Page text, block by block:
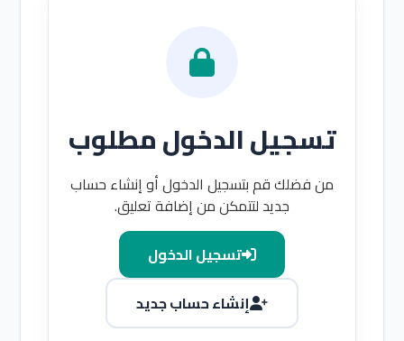
تسجيل الدخول مطلوب
من فضلك قم بتسجيل الدخول أو إنشاء حساب
جديد لتتمكن من إضافة تعليق.
تسجيل الدخول
إنشاء حساب جديد